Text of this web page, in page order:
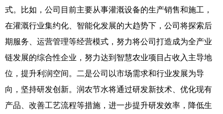
式。比如，公司目前主要从事灌溉设备的生产销售和施工，
在灌溉行业集约化、智能化发展的大趋势下，公司将探索后
期服务、运营管理等经营模式，努力将公司打造成为全产业
链发展的综合性企业，努力达到智慧农业项目占收入主导地
位，提升利润空间。二是公司以市场需求和行业发展为导
向，坚持研发创新。润农节水将通过研发新技术、优化现有
产品、改善工艺流程等措施，进一步提升研发效率，降低生